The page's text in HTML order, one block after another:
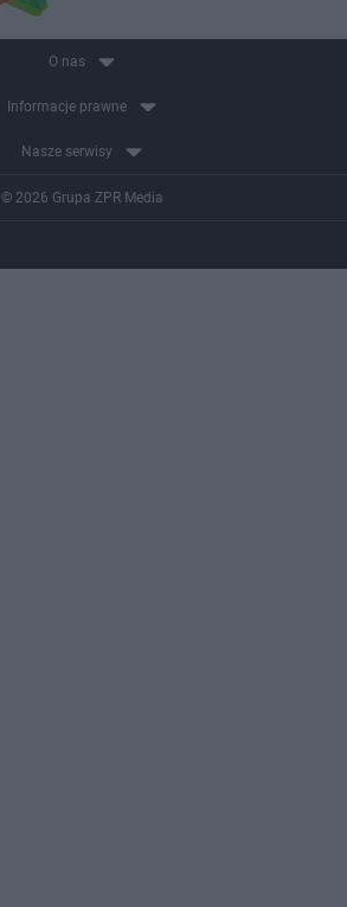
O nas
Informacje prawne
Nasze serwisy
© 2026 Grupa ZPR Media